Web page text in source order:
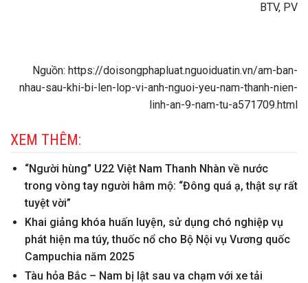
BTV, PV
Nguồn: https://doisongphapluat.nguoiduatin.vn/am-ban-
nhau-sau-khi-bi-len-lop-vi-anh-nguoi-yeu-nam-thanh-nien-
linh-an-9-nam-tu-a571709.html
XEM THÊM:
“Người hùng” U22 Việt Nam Thanh Nhàn về nước
trong vòng tay người hâm mộ: “Đông quá ạ, thật sự rất
tuyệt vời”
Khai giảng khóa huấn luyện, sử dụng chó nghiệp vụ
phát hiện ma túy, thuốc nổ cho Bộ Nội vụ Vương quốc
Campuchia năm 2025
Tàu hỏa Bắc – Nam bị lật sau va chạm với xe tải